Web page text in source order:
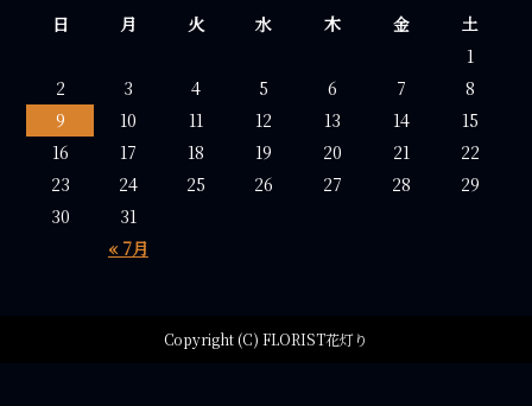
日
月 火 水 木 金 土
« 7月
1
2
3 4 5 6 7
8
9
10 11 12 13 14
15
16
17 18 19 20 21
22
23
24 25 26 27 28
29
30
31
Copyright (C) FLORIST花灯り